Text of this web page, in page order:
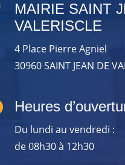
MAIRIE SAINT
VALERISCLE
4 Place Pierre Agniel
30960 SAINT JEAN DE
Heures
Du lundi au vendredi :
de 08h30 à 12h30